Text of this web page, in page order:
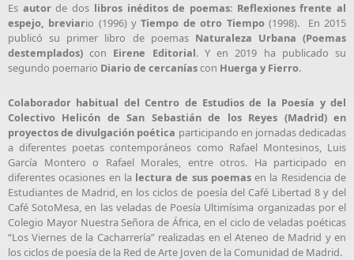
Es autorde dos libros inéditos de poemas: Reflexiones frente al
espejo, breviario (1996) yTiempo de otro Tiempo (1998). En 2015
publicó su primer libro de poemas Naturaleza Urbana (Poemas
destemplados)con Eirene Editorial. Y en 2019 ha publicado su
segundo poemario Diario de cercaníascon Huerga y Fierro.
Colaborador habitual del Centro de Estudios de la Poesía y del
Colectivo Helicón de San Sebastián de los Reyes (Madrid) en
proyectos de divulgación poética participando en jornadas dedicadas
a diferentes poetas contemporáneos como Rafael Montesinos, Luis
García Montero o Rafael Morales, entre otros. Ha participado en
diferentes ocasiones en la lectura de sus poemasen la Residencia de
Estudiantes de Madrid, en los ciclos de poesía del Café Libertad 8 y del
Café SotoMesa, en las veladas de Poesía Ultimísima organizadas por el
Colegio Mayor Nuestra Señora de África, en el ciclo de veladas poéticas
“Los Viernes de la Cacharrería” realizadas en el Ateneo de Madrid y en
los ciclos de poesía de la Red de Arte Joven de la Comunidad de Madrid.